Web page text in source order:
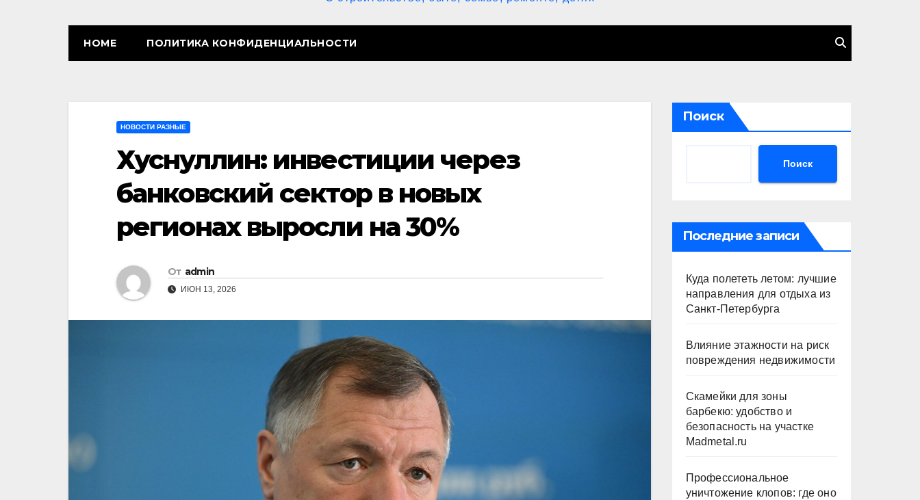
HOME ПОЛИТИКА КОНФИДЕНЦИАЛЬНОСТИ
НОВОСТИ РАЗНЫЕ
Хуснуллин: инвестиции через
банковский сектор в новых
регионах выросли на 30%
От admin
ИЮН 13, 2026
Поиск
Поиск
Последние записи
Куда полететь летом: лучшие
направления для отдыха из
Санкт-Петербурга
Влияние этажности на риск
повреждения недвижимости
Скамейки для зоны
барбекю: удобство и
безопасность на участке
Madmetal.ru
Профессиональное
уничтожение клопов: где оно